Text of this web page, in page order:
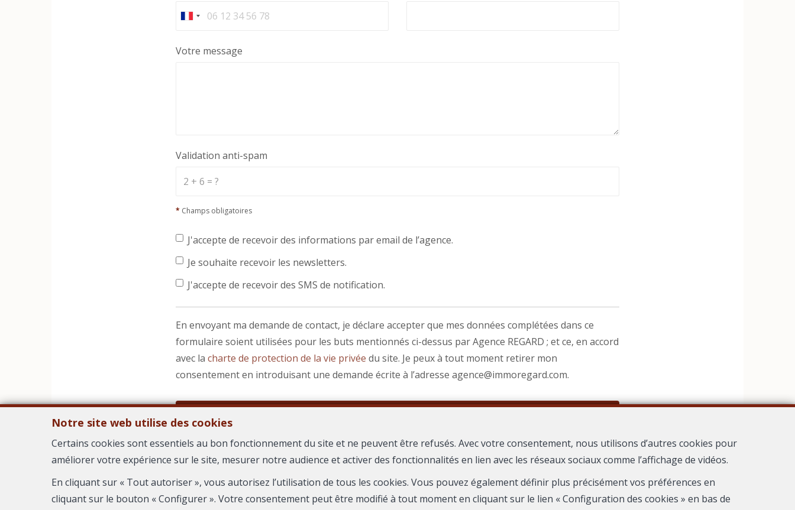
Votre message
Validation anti-spam
* Champs obligatoires
J'accepte de recevoir des informations par email de l’agence.
Je souhaite recevoir les newsletters.
J'accepte de recevoir des SMS de notification.
En envoyant ma demande de contact, je déclare accepter que mes données complétées dans ce
formulaire soient utilisées pour les buts mentionnés ci-dessus par Agence REGARD ; et ce, en accord
avec la charte de protection de la vie privée du site. Je peux à tout moment retirer mon
consentement en introduisant une demande écrite à l’adresse agence@immoregard.com.
Notre site web utilise des cookies
Certains cookies sont essentiels au bon fonctionnement du site et ne peuvent être refusés. Avec votre consentement, nous utilisons d’autres cookies pour
améliorer votre expérience sur le site, mesurer notre audience et activer des fonctionnalités en lien avec les réseaux sociaux comme l’affichage de vidéos.
En cliquant sur « Tout autoriser », vous autorisez l’utilisation de tous les cookies. Vous pouvez également définir plus précisément vos préférences en
cliquant sur le bouton « Configurer ». Votre consentement peut être modifié à tout moment en cliquant sur le lien « Configuration des cookies » en bas de
AGENCE REGARD 1626 Boulevard du President Salvador Allende
30000 Nimes
TEL.04 66 67 80 19 — agence@immoregard.com